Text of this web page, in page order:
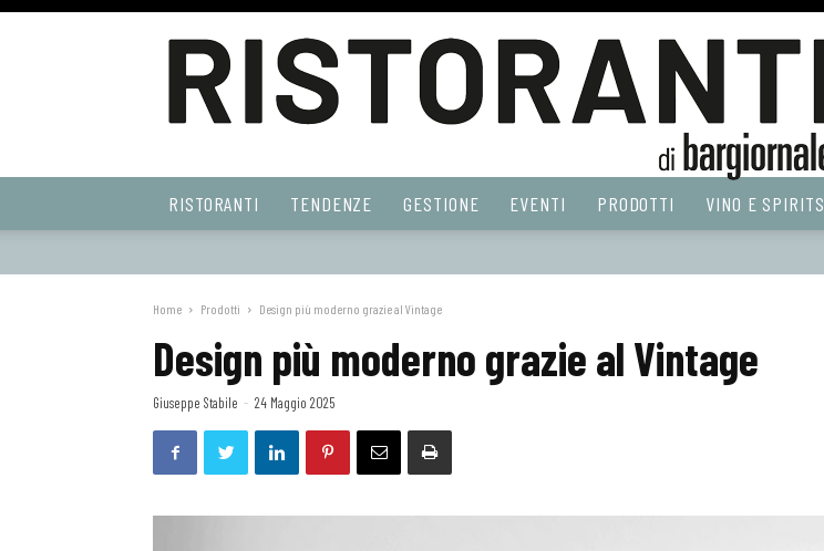
Web
RISTORANTI TENDENZE GESTIONE EVENTI PRODOTTI VINO E SPIRITS
Home Prodotti Design più moderno grazie al Vintage
Design più moderno grazie al Vintage
Giuseppe Stabile - 24 Maggio 2025